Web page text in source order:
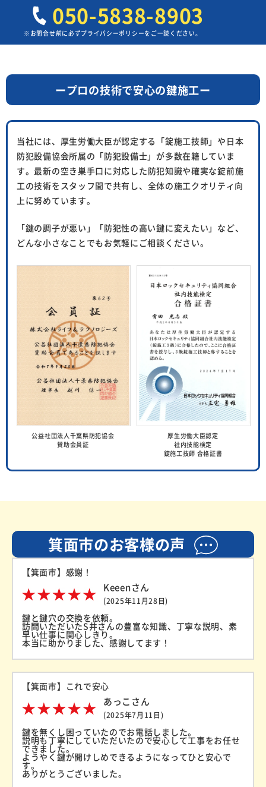
050-5838-8903
※お問合せ前に必ずプライバシーポリシーをご一読ください。
ープロの技術で安心の鍵施工ー
当社には、厚生労働大臣が認定する「錠施工技師」や日本
防犯設備協会所属の「防犯設備士」が多数在籍していま
す。最新の空き巣手口に対応した防犯知識や確実な錠前施
工の技術をスタッフ間で共有し、 全体の施工クオリティ向
上に努めています。
「鍵の調子が悪い」「防犯性の高い鍵に変えたい」など、
どんな小さなことでもお気軽にご相談ください。
公益社団法人千葉県防犯協会
賛助会員証
厚生労働大臣認定
社内技能検定
錠施工技師 合格証書
箕面市のお客様の声
【箕面市】感謝！
Keeenさん
(2025年11月28日)
鍵と鍵穴の交換を依頼。
訪問いただいたS井さんの豊富な知識、丁寧な説明、素
早い仕事に関心しきり。
本当に助かりました、感謝してます！
【箕面市】これで安心
あっこさん
(2025年7月11日)
鍵を無くし困っていたのでお電話しました。
説明も丁寧にしていただいたので安心して工事をお任せ
できました。
ようやく鍵が開けしめできるようになってひと安心で
す。
ありがとうございました。